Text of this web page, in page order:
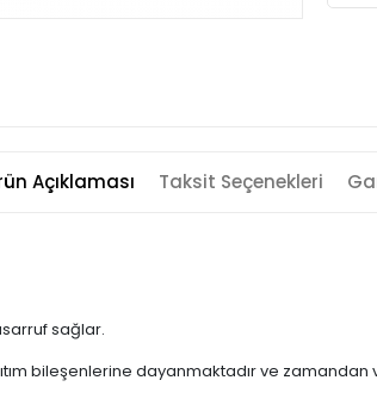
Açıklaması Taksit Seçenekleri
sağlar.
bileşenlerine dayanmaktadır ve zamandan